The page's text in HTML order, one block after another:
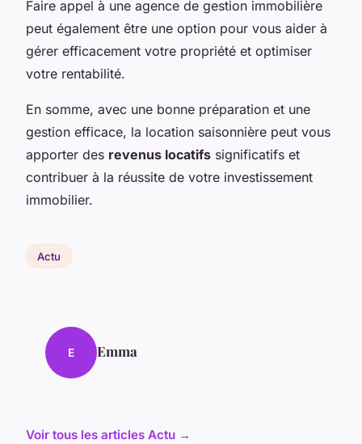
Faire appel à une agence de gestion immobilière
peut également être une option pour vous aider à
gérer efficacement votre propriété et optimiser
votre rentabilité.
En somme, avec une bonne préparation et une
gestion efficace, la location saisonnière peut vous
apporter des revenus locatifs significatifs et
contribuer à la réussite de votre investissement
immobilier.
Actu
E Emma
Voir tous les articles Actu →